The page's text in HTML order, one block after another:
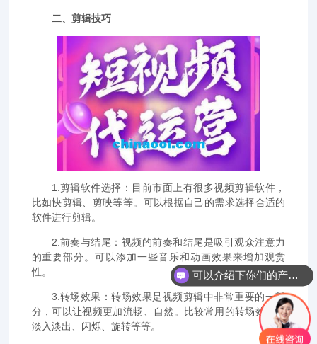
二、剪辑技巧
1.剪辑软件选择：目前市面上有很多视频剪辑软件，
比如快剪辑、剪映等等。可以根据自己的需求选择合适的
软件进行剪辑。
2.前奏与结尾：视频的前奏和结尾是吸引观众注意力
的重要部分。可以添加一些音乐和动画效果来增加观赏
性。
3.转场效果：转场效果是视频剪辑中非常重要的一部
分，可以让视频更加流畅、自然。比较常用的转场效果有
淡入淡出、闪烁、旋转等等。
可以介绍下你们的产品么？